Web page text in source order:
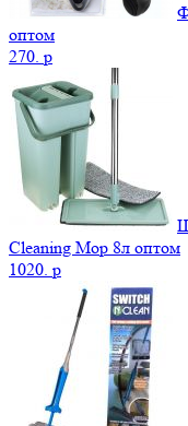
оптом
270. p
Cleaning Mop 8л оптом
1020. p